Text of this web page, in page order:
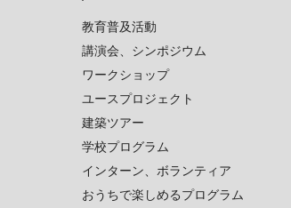
教育普及活動
講演会、シンポジウム
ワークショップ
ユースプロジェクト
建築ツアー
学校プログラム
インターン、ボランティア
おうちで楽しめるプログラム